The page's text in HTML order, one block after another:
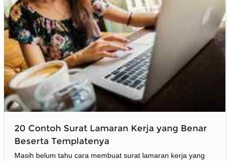
20 Contoh Surat Lamaran Kerja yang Benar
Beserta Templatenya
Masih belum tahu cara membuat surat lamaran kerja yang